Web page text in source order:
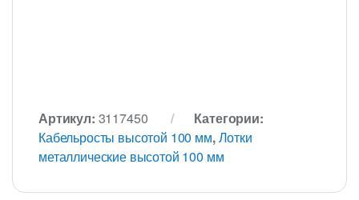
Артикул: 3117450
Категории:
Кабельросты высотой 100 мм,Лотки
металлические высотой 100 мм